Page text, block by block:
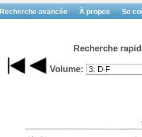
Recherche avancée À propos Se
Recherche
Volume: